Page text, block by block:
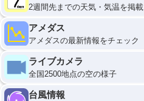
2週間先までの天気・気温を掲載
アメダス
アメダスの最新情報をチェック
ライブカメラ
全国2500地点の空の様子
台風情報